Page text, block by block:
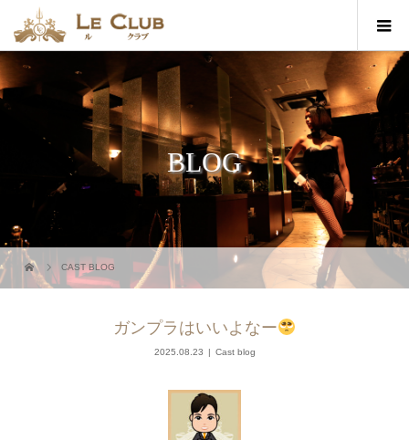
BLOG
CAST BLOG
ガンプラはいいよなー
2025.08.23 Cast blog